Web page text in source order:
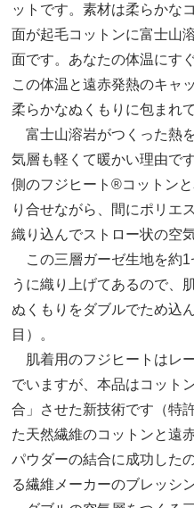
ットです。素材は柔らかな
面が起毛コットンに富士山
面です。あなたの体温に
この体温と遠赤発熱のキャ
柔らかなぬくもりに包まれ
富士山溶岩がつくった熱
気層も軽くて暖かい理由で
側のフジヒート®コットン
り合せながら、間にポリエ
織り込んでストロー状の空
この三層ガーゼ生地を約1
うに織り上げてあるので、
ぬくもりをダブルでため込
目）。
肌着用のフジヒートはレ
でいますが、本品はコット
合」させた新技術です（特
た天然繊維のコットンと遠
パウダーの結合に成功した
る繊維メーカーのブレッシ